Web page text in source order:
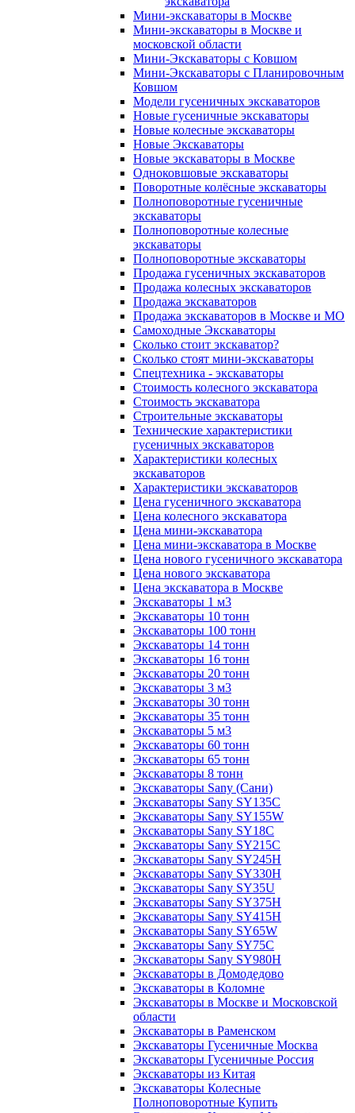
Мини-экскаваторы в Москве
Мини-экскаваторы в Москве и
московской области
Мини-Экскаваторы с Ковшом
Мини-Экскаваторы с Планировочным
Ковшом
Модели гусеничных экскаваторов
Новые гусеничные экскаваторы
Новые колесные экскаваторы
Новые Экскаваторы
Новые экскаваторы в Москве
Одноковшовые экскаваторы
Поворотные колёсные экскаваторы
Полноповоротные гусеничные
экскаваторы
Полноповоротные колесные
экскаваторы
Полноповоротные экскаваторы
Продажа гусеничных экскаваторов
Продажа колесных экскаваторов
Продажа экскаваторов
Продажа экскаваторов в Москве и МО
Самоходные Экскаваторы
Сколько стоит экскаватор?
Сколько стоят мини-экскаваторы
Спецтехника - экскаваторы
Стоимость колесного экскаватора
Стоимость экскаватора
Строительные экскаваторы
Технические характеристики
гусеничных экскаваторов
Характеристики колесных
экскаваторов
Характеристики экскаваторов
Цена гусеничного экскаватора
Цена колесного экскаватора
Цена мини-экскаватора
Цена мини-экскаватора в Москве
Цена нового гусеничного экскаватора
Цена нового экскаватора
Цена экскаватора в Москве
Экскаваторы 1 м3
Экскаваторы 10 тонн
Экскаваторы 100 тонн
Экскаваторы 14 тонн
Экскаваторы 16 тонн
Экскаваторы 20 тонн
Экскаваторы 3 м3
Экскаваторы 30 тонн
Экскаваторы 35 тонн
Экскаваторы 5 м3
Экскаваторы 60 тонн
Экскаваторы 65 тонн
Экскаваторы 8 тонн
Экскаваторы Sany (Сани)
Экскаваторы Sany SY135C
Экскаваторы Sany SY155W
Экскаваторы Sany SY18C
Экскаваторы Sany SY215C
Экскаваторы Sany SY245H
Экскаваторы Sany SY330H
Экскаваторы Sany SY35U
Экскаваторы Sany SY375H
Экскаваторы Sany SY415H
Экскаваторы Sany SY65W
Экскаваторы Sany SY75C
Экскаваторы Sany SY980H
Экскаваторы в Домодедово
Экскаваторы в Коломне
Экскаваторы в Москве и Московской
области
Экскаваторы в Раменском
Экскаваторы Гусеничные Москва
Экскаваторы Гусеничные Россия
Экскаваторы из Китая
Экскаваторы Колесные
Полноповоротные Купить